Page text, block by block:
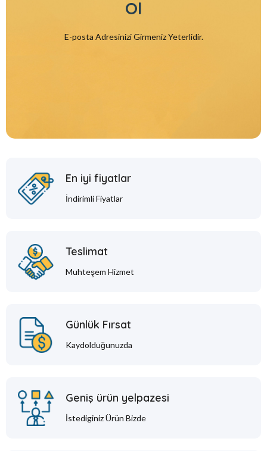
Ol
E-posta Adresinizi Girmeniz Yeterlidir.
En iyi fiyatlar
İndirimli Fiyatlar
Teslimat
Muhteşem Hizmet
Günlük Fırsat
Kaydolduğunuzda
Geniş ürün yelpazesi
İstediginiz Ürün Bizde